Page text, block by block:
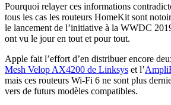
Pourquoi relayer ces informations
tous les cas les routeurs HomeKit sont
le lancement de l’initiative à la WWDC
ont vu le jour en tout et pour tout.
Apple fait l’effort d’en distribuer encore
Mesh Velop AX4200 de Linksys et l’
mais ces routeurs Wi-Fi 6 ne sont plus
vers de futurs modèles compatibles.